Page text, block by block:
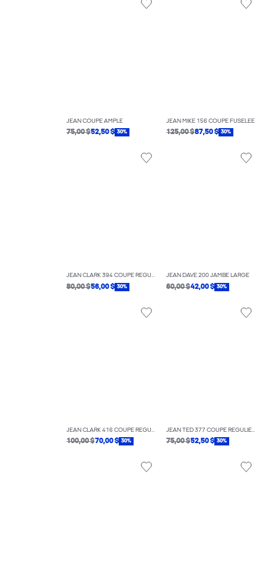
JEAN COUPE AMPLE
75,00 $52,50 $ 30%
JEAN MIKE 156 COUPE FUSELÉE
125,00 $87,50 $ 30%
JEAN CLARK 394 COUPE RÉGULIÈRE
80,00 $56,00 $ 30%
JEAN DAVE 200 JAMBE LARGE
60,00 $42,00 $ 30%
JEAN CLARK 416 COUPE RÉGULIÈRE
100,00 $70,00 $ 30%
JEAN TED 377 COUPE RÉGULIÈRE
75,00 $52,50 $ 30%